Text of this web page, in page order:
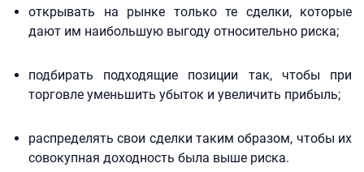
открывать на рынке только те сделки, которые
дают им наибольшую выгоду относительно риска;
подбирать подходящие позиции так, чтобы при
торговле уменьшить убыток и увеличить прибыль;
распределять свои сделки таким образом, чтобы их
совокупная доходность была выше риска.